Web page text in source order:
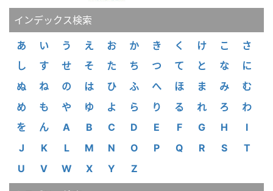
インデックス検索
あ い う え お か き く け こ
さ
し
す せ そ た ち つ て と な
に
ぬ
ね の は ひ ふ へ ほ ま み
む
め
も や ゆ よ ら り る れ ろ
わ
を
ん A B C D E F G H
I
J
K L M N O P Q R S
T
U
V W X Y Z